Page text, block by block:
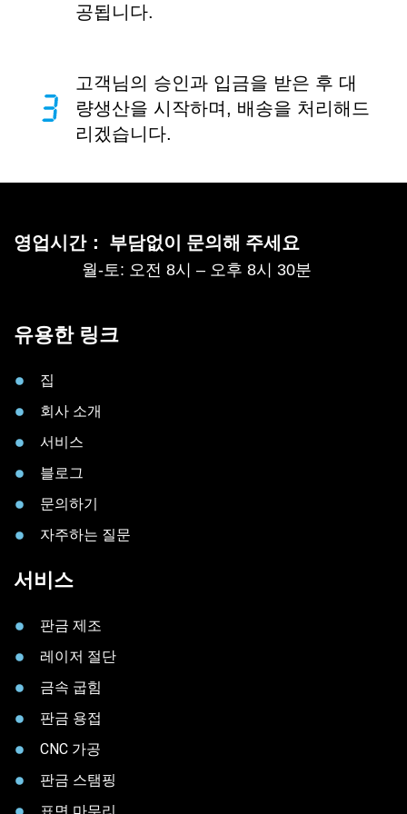
공됩니다.
고객님의 승인과 입금을 받은 후 대
량생산을 시작하며, 배송을 처리해드
리겠습니다.
영업시간： 부담없이 문의해 주세요
월-토: 오전 8시 – 오후 8시 30분
유용한 링크
집
회사 소개
서비스
블로그
문의하기
자주하는 질문
서비스
판금 제조
레이저 절단
금속 굽힘
판금 용접
CNC 가공
판금 스탬핑